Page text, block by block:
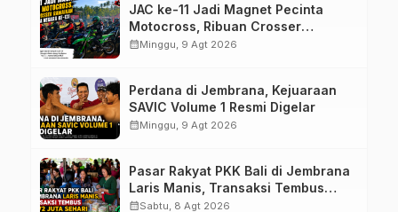
JAC ke-11 Jadi Magnet Pecinta
Motocross, Ribuan Crosser
Ramaikan HUT Kota Negara ke-131
calendar_monthMinggu, 9 Agt 2026
Perdana di Jembrana, Kejuaraan
SAVIC Volume 1 Resmi Digelar
calendar_monthMinggu, 9 Agt 2026
Pasar Rakyat PKK Bali di Jembrana
Laris Manis, Transaksi Tembus
Rp.672 Juta Sehari
calendar_monthSabtu, 8 Agt 2026